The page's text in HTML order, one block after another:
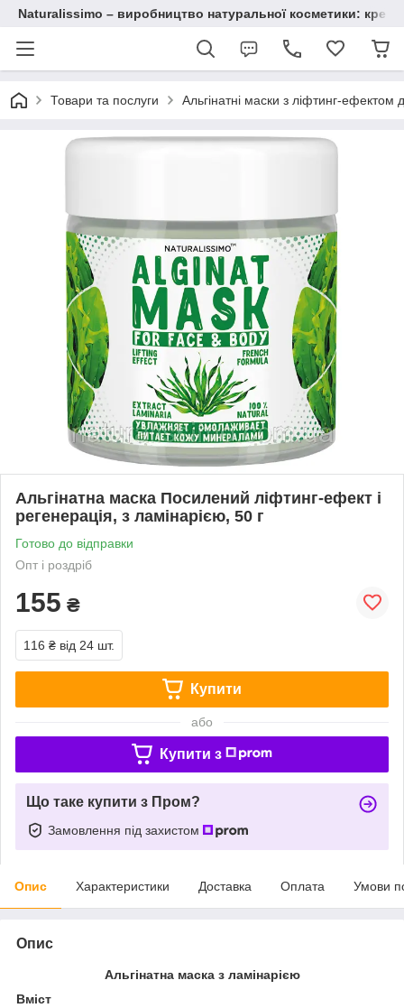
Naturalissimo – виробництво натуральної косметики:
Товари та послуги Альгінатні маски з ліфтинг-
Альгінатна маска Посилений ліфтинг-ефект і
регенерація, з ламінарією, 50 г
Готово до відправки
Опт і роздріб
155 ₴
116 ₴ від 24 шт.
Купити
або
Купити з
Що таке купити з Пром?
Замовлення під захистом
Опис Характеристики Доставка Оплата Умови
Опис
Альгінатна маска з ламінарією
Вміст